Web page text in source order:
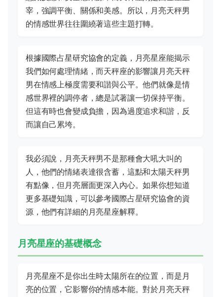
宰，強調平衡、關係和美感。所以，月亮天秤男
的情感世界往往圍繞著這些主題打轉。
根據國際占星研究協會的定義，月亮星座能揭示
我們如何處理情緒，而天秤座的影響讓月亮天秤
男在情感上極度需要和諧與公平。他們就像是情
感世界裡的調停者，總是試著讓一切保持平衡。
但這有時也會變成負擔，因為過度追求和諧，反
而讓自己累垮。
我必須說，月亮天秤男不是那種會大吼大叫的
人，他們的情緒表達很含蓄，這點和太陽天秤男
有點像，但月亮層面更深入內心。如果你想知道
更多基礎知識，可以參考國際占星研究協會的資
源，他們有詳細的月亮星座解釋。
月亮星座的基礎概念
月亮星座不是你出生時太陽所在的位置，而是月
亮的位置，它影響你的情感本能。對於月亮天秤